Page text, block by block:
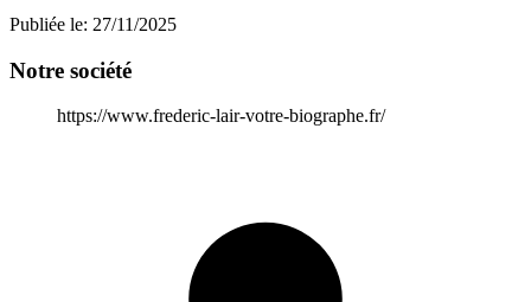
Publiée le: 27/11/2025
Notre société
https://www.frederic-lair-votre-biographe.fr/